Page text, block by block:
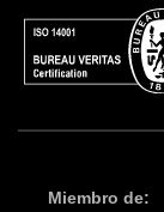
Miembro de: